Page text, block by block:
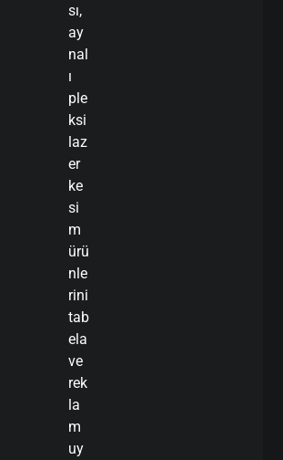
sı,
ay
nal
ı
ple
ksi
laz
er
ke
si
m
ürü
nle
rini
tab
ela
ve
rek
la
m
uy